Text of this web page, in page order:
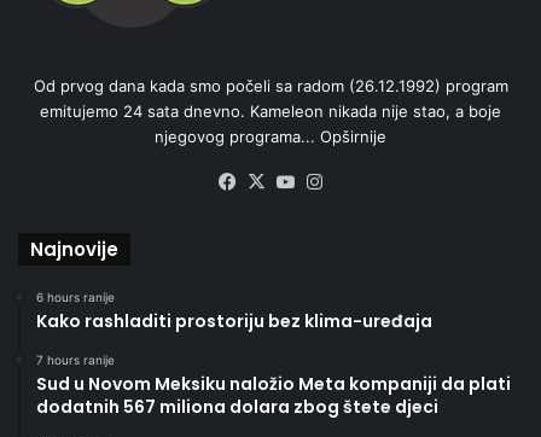
Od prvog dana kada smo počeli sa radom (26.12.1992) program
emitujemo 24 sata dnevno. Kameleon nikada nije stao, a boje
njegovog programa... Opširnije
Facebook
X YouTube
Najnovije
6 hours ranije
Kako rashladiti prostoriju bez klima-uređaja
7 hours ranije
Sud u Novom Meksiku naložio Meta kompaniji da plati
dodatnih 567 miliona dolara zbog štete djeci